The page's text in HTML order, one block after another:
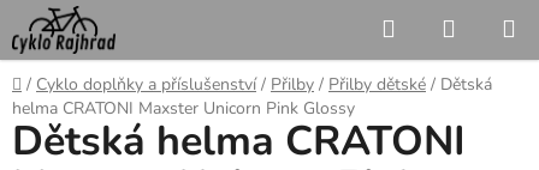
Přejít
na
obsah
Hledat
KOŠÍK
Domů
/ Cyklo doplňky a příslušenství / Přilby / Přilby dětské / Dětská
helma CRATONI Maxster Unicorn Pink Glossy
Dětská helma CRATONI